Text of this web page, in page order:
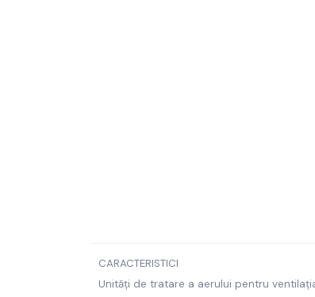
CARACTERISTICI
Unități de tratare a aerului pentru